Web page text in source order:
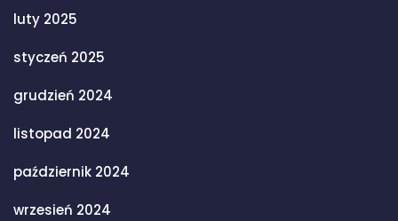
luty 2025
styczeń 2025
grudzień 2024
listopad 2024
październik 2024
wrzesień 2024